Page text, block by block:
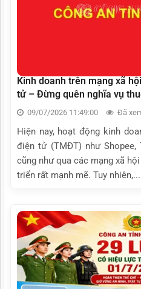
Kinh doanh trên mạng xã
tử – Đừng quên nghĩa vụ
09/07/2026 11:49:00 Đã
Hiện nay, hoạt động kinh
điện tử (TMĐT) như Shopee,
cũng như qua các mạng xã
triển rất mạnh mẽ. Tuy nhiên,...